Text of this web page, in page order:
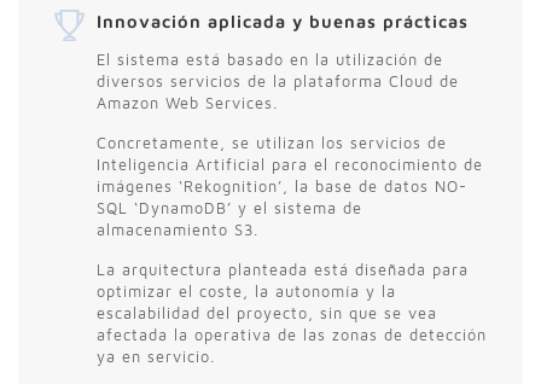
Innovación aplicada y buenas prácticas
El sistema está basado en la utilización de
diversos servicios de la plataforma Cloud de
Amazon Web Services.
Concretamente, se utilizan los servicios de
Inteligencia Artificial para el reconocimiento de
imágenes ‘Rekognition’, la base de datos NO-
SQL ‘DynamoDB’ y el sistema de
almacenamiento S3.
La arquitectura planteada está diseñada para
optimizar el coste, la autonomía y la
escalabilidad del proyecto, sin que se vea
afectada la operativa de las zonas de detección
ya en servicio.